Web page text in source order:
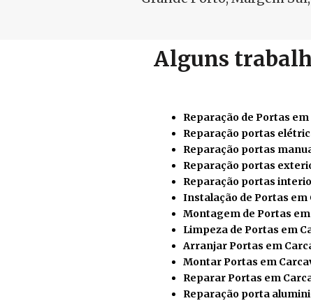
Alguns
Reparação de Portas
Reparação portas
Reparação portas
Reparação portas
Reparação portas
Instalação de Portas em
Montagem de Portas
Limpeza de Portas em
Arranjar Portas em
Montar Portas em
RepararPortas em
Reparação porta